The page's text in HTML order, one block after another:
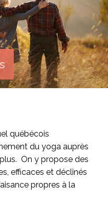
québécois
du yoga auprès
On y propose des
efficaces et déclinés
propres à la